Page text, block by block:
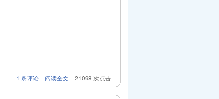
1 条评论
阅读全文 21098 次点击